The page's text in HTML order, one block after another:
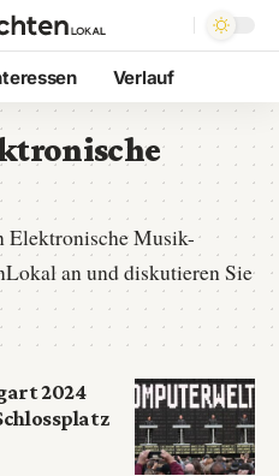
Verlauf
Elektronische Musik-
an und diskutieren Sie
2024